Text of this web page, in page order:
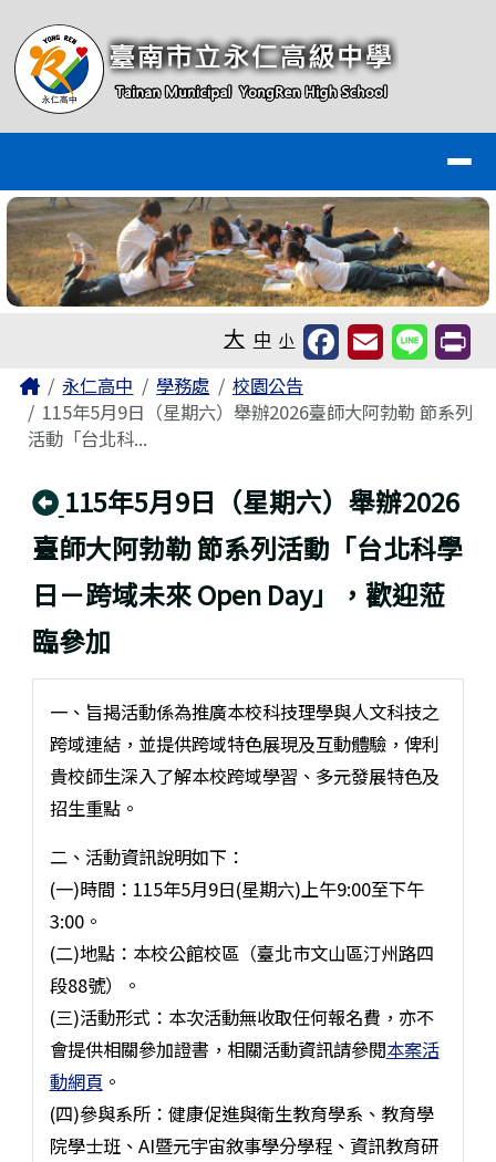
臺南市永仁高級中學全球資訊網
大 中 小
主內容區域
Home永仁高中 學務處
校園公告
115年5月9日（星期六）舉辦2026臺師大阿勃勒 節系列
活動「台北科...
回上頁
115年5月9日（星期六）舉辦2026
臺師大阿勃勒 節系列活動「台北科學
日－跨域未來 Open Day」，歡迎蒞
臨參加
一、旨揭活動係為推廣本校科技理學與人文科技之
跨域連結，並提供跨域特色展現及互動體驗，俾利
貴校師生深入了解本校跨域學習、多元發展特色及
招生重點。
二、活動資訊說明如下：
(一)時間：115年5月9日(星期六)上午9:00至下午
3:00。
(二)地點：本校公館校區（臺北市文山區汀州路四
段88號）。
(三)活動形式：本次活動無收取任何報名費，亦不
會提供相關參加證書，相關活動資訊請參閱本案活
動網頁 。
(四)參與系所：健康促進與衛生教育學系、教育學
院學士班、AI暨元宇宙敘事學分學程、資訊教育研
頁尾區域